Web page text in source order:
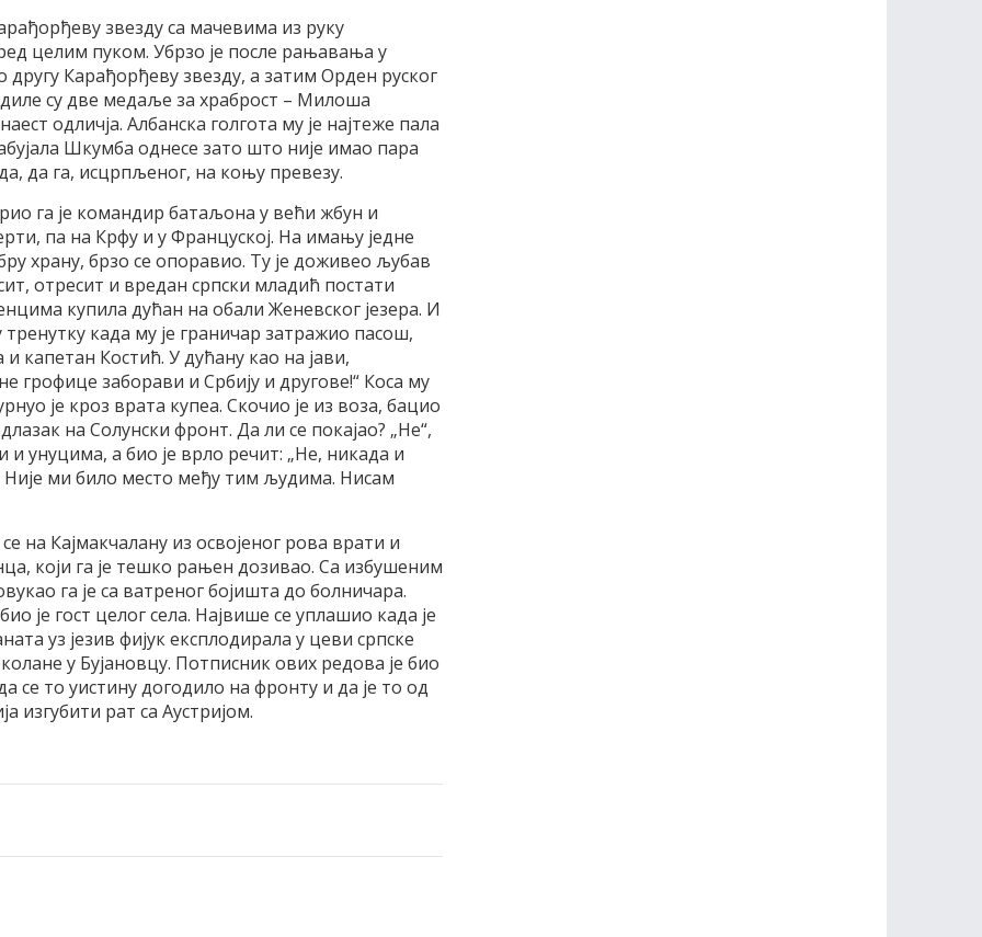
звезду са мачевима из руку
целим пуком. Убрзо је после рањавања у
Карађорђеву звезду, а затим Орден руског
су две медаље за храброст – Милоша
одличја. Албанска голгота му је најтеже пала
Шкумба однесе зато што није имао пара
да га, исцрпљеног, на коњу превезу.
га је командир батаљона у већи жбун и
па на Крфу и у Француској. На имању једне
храну, брзо се опоравио. Ту је доживео љубав
отресит и вредан српски младић постати
купила дућан на обали Женевског језера. И
када му је граничар затражио пасош,
капетан Костић. У дућану као на јави,
грофице заборави и Србију и другове!“ Коса му
је кроз врата купеа. Скочио је из воза, бацио
на Солунски фронт. Да ли се покајао? „Не“,
унуцима, а био је врло речит: „Не, никада и
ми било место међу тим људима. Нисам
на Кајмакчалану из освојеног рова врати и
који га је тешко рањен дозивао. Са избушеним
га је са ватреног бојишта до болничара.
је гост целог села. Највише се уплашио када је
уз језив фијук експлодирала у цеви српске
у Бујановцу. Потписник ових редова је био
се то уистину догодило на фронту и да је то од
изгубити рат са Аустријом.